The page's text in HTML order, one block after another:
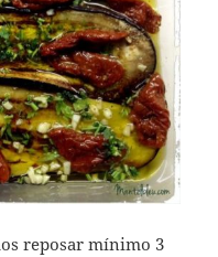
reposar mínimo 3